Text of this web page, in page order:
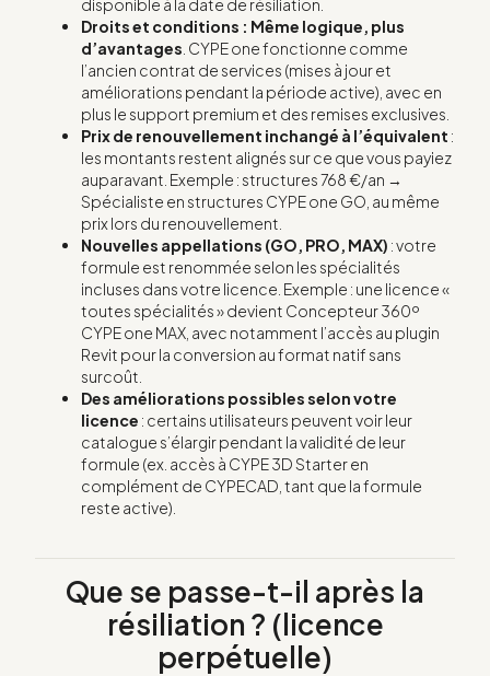
Droits et conditions : Même logique, plus
d’avantages . CYPE one fonctionne comme
l’ancien contrat de services (mises à jour et
améliorations pendant la période active), avec en
plus le support premium et des remises exclusives.
Prix de renouvellement inchangé à l’équivalent :
les montants restent alignés sur ce que vous payiez
auparavant. Exemple : structures 768 €/an →
Spécialiste en structures CYPE one GO, au même
prix lors du renouvellement.
Nouvelles appellations (GO, PRO, MAX) : votre
formule est renommée selon les spécialités
incluses dans votre licence. Exemple : une licence «
toutes spécialités » devient Concepteur 360º
CYPE one MAX, avec notamment l’accès au plugin
Revit pour la conversion au format natif sans
surcoût.
Des améliorations possibles selon votre
licence : certains utilisateurs peuvent voir leur
catalogue s’élargir pendant la validité de leur
formule (ex. accès à CYPE 3D Starter en
complément de CYPECAD, tant que la formule
reste active).
Que se passe-t-il après la
résiliation ? (licence
perpétuelle)